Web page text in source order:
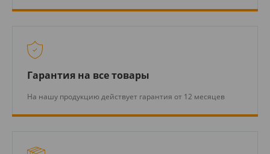
Гарантия на все товары
На нашу продукцию действует гарантия от 12 месяцев